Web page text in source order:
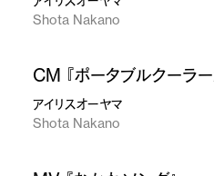
Shota Nakano
CM 『ポータブルクーラ
アイリスオーヤマ
Shota Nakano